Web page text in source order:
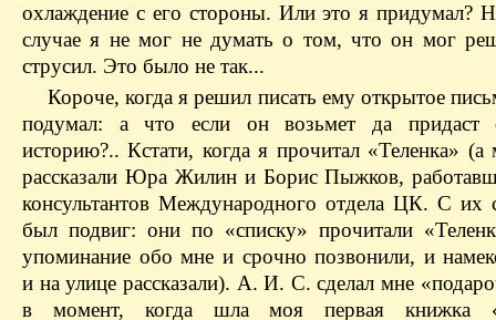
охлаждение с его стороны. Или это я придумал?
случае я не мог не думать о том, что он мог
струсил. Это было не так...
Короче, когда я решил писать ему открытое
подумал: а что если он возьмет да придаст
историю?.. Кстати, когда я прочитал «Теленка»
рассказали Юра Жилин и Борис Пыжков,
консультантов Международного отдела ЦК. С их
был подвиг: они по «списку» прочитали
упоминание обо мне и срочно позвонили, и
и на улице рассказали). А. И. С. сделал мне
в момент, когда шла моя первая книжка